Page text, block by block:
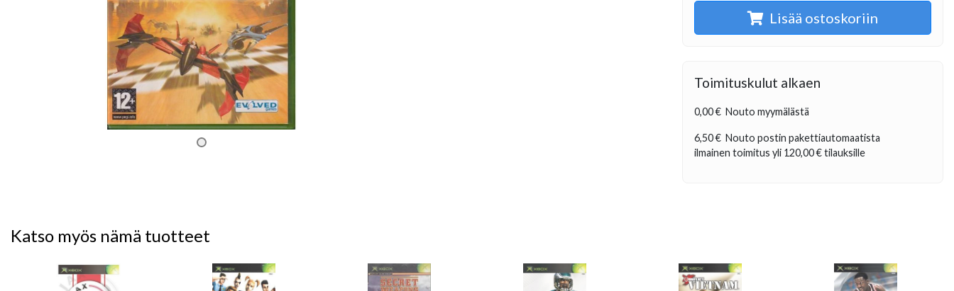
Lisää ostoskoriin
Toimituskulut alkaen
0,00 € Nouto myymälästä
6,50 € Nouto postin pakettiautomaatista
ilmainen toimitus yli 120,00 €tilauksille
Katso myös nämä tuotteet